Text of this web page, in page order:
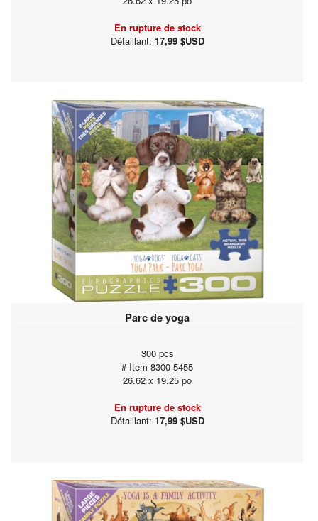
En rupture de stock
Détaillant: 17,99 $USD
Parc de yoga
300 pcs
# Item 8300-5455
26.62 x 19.25 po
En rupture de stock
Détaillant: 17,99 $USD